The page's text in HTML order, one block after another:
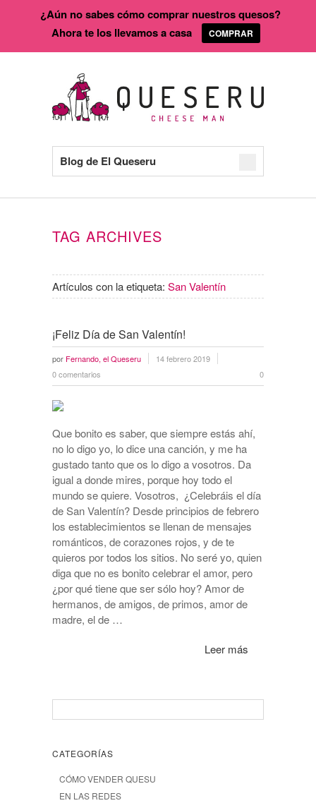
Blog de El Queseru
TAG ARCHIVES
Artículos con la etiqueta: San Valentín
¡Feliz Día de San Valentín!
por Fernando, el Queseru
14 febrero 2019
0 comentarios
0
Que bonito es saber, que siempre estás ahí,
no lo digo yo, lo dice una canción, y me ha
gustado tanto que os lo digo a vosotros. Da
igual a donde mires, porque hoy todo el
mundo se quiere. Vosotros, ¿Celebráis el día
de San Valentín? Desde principios de febrero
los establecimientos se llenan de mensajes
románticos, de corazones rojos, y de te
quieros por todos los sitios. No seré yo, quien
diga que no es bonito celebrar el amor, pero
¿por qué tiene que ser sólo hoy? Amor de
hermanos, de amigos, de primos, amor de
madre, el de …
Leer más
CATEGORÍAS
CÓMO VENDER QUESU
EN LAS REDES
¿Aún no sabes cómo comprar nuestros quesos?
Ahora te los llevamos a casa
COMPRAR